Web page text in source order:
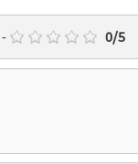
- 0/5